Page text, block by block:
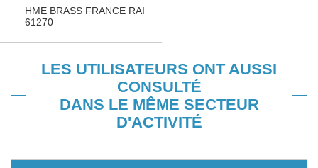
HME BRASS FRANCE RAI
61270
LES UTILISATEURS ONT AUSSI
CONSULTÉ
DANS LE MÊME SECTEUR
D'ACTIVITÉ